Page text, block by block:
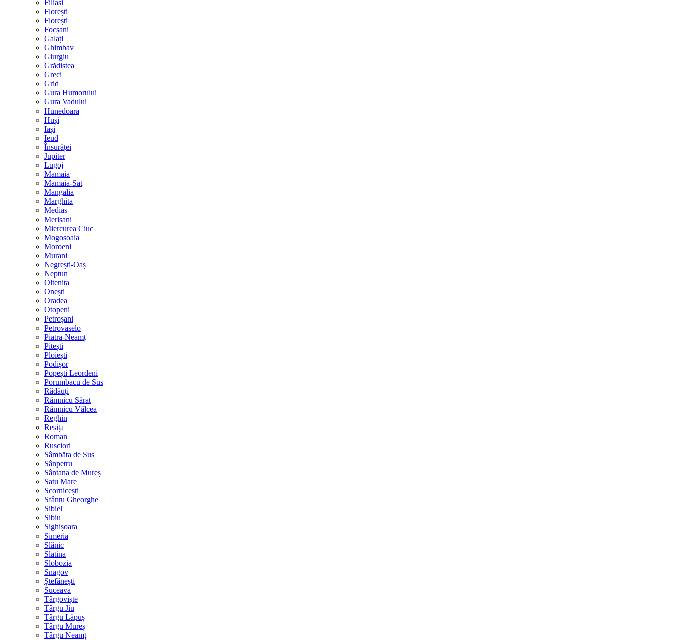
Filiași
Florești
Florești
Focșani
Galați
Ghimbav
Giurgiu
Grădiștea
Greci
Grid
Gura Humorului
Gura Vadului
Hunedoara
Huși
Iași
Ieud
Însurăței
Jupiter
Lugoj
Mamaia
Mamaia-Sat
Mangalia
Marghita
Mediaș
Merișani
Miercurea Ciuc
Mogoșoaia
Moroeni
Murani
Negrești-Oaș
Neptun
Oltenița
Onești
Oradea
Otopeni
Petroșani
Petrovaselo
Piatra-Neamț
Pitești
Ploiești
Podișor
Popești Leordeni
Porumbacu de Sus
Rădăuți
Râmnicu Sărat
Râmnicu Vâlcea
Reghin
Reșița
Roman
Rusciori
Sâmbăta de Sus
Sânpetru
Sântana de Mureș
Satu Mare
Scornicești
Sfântu Gheorghe
Sibiel
Sibiu
Sighișoara
Simeria
Slănic
Slatina
Slobozia
Snagov
Ștefănești
Suceava
Târgoviște
Târgu Jiu
Târgu Lăpuș
Târgu Mureș
Târgu Neamț